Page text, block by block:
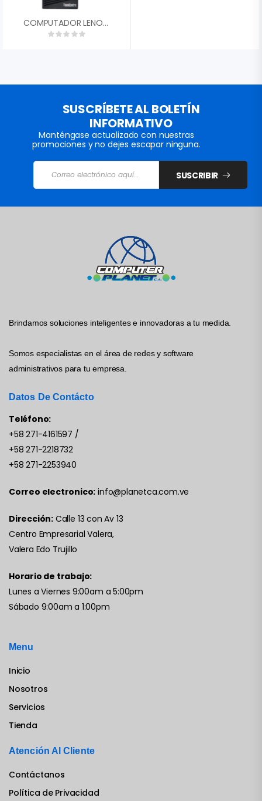
COMPUTADOR LENOVO M83 SFF REFURBISHED INTEL CORE I3-4130 GEN 4TH SSD 128GB MEMORIA RAM 4GB
SUSCRÍBETE AL BOLETÍN
INFORMATIVO
Manténgase actualizado con nuestras
promociones y no dejes escapar ninguna.
SUSCRIBIR
Brindamos soluciones inteligentes e innovadoras a tu medida.
Somos especialistas en el área de redes y software
administrativos para tu empresa.
Datos De Contácto
Teléfono:
+58 271-4161597 /
+58 271-2218732
+58 271-2253940
Correo electronico: info@planetca.com.ve
Dirección: Calle 13 con Av 13
Centro Empresarial Valera,
Valera Edo Trujillo
Horario de trabajo:
Lunes a Viernes 9:00am a 5:00pm
Sábado 9:00am a 1:00pm
Menu
Inicio
Nosotros
Servicios
Tienda
Atención Al Cliente
Contáctanos
Política de Privacidad